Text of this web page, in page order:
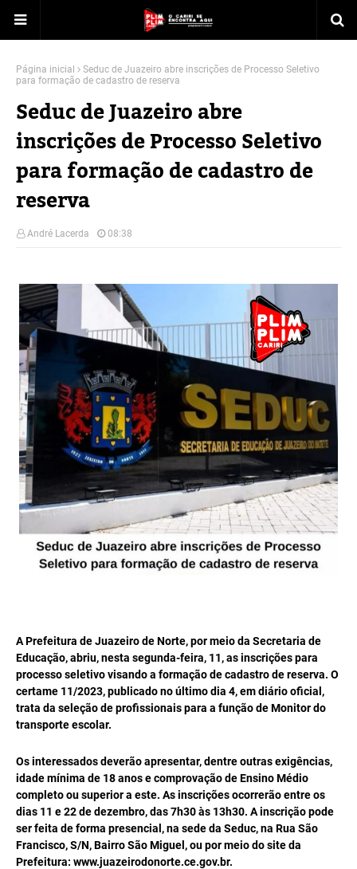
Página inicial
Seduc de Juazeiro abre inscrições de Processo Seletivo
para formação de cadastro de reserva
Seduc de Juazeiro abre
inscrições de Processo Seletivo
para formação de cadastro de
reserva
André Lacerda 08:38
A Prefeitura de Juazeiro de Norte, por meio da Secretaria de
Educação, abriu, nesta segunda-feira, 11, as inscrições para
processo seletivo visando a formação de cadastro de reserva. O
certame 11/2023, publicado no último dia 4, em diário oficial,
trata da seleção de profissionais para a função de Monitor do
transporte escolar.
Os interessados deverão apresentar, dentre outras exigências,
idade mínima de 18 anos e comprovação de Ensino Médio
completo ou superior a este. As inscrições ocorrerão entre os
dias 11 e 22 de dezembro, das 7h30 às 13h30. A inscrição pode
ser feita de forma presencial, na sede da Seduc, na Rua São
Francisco, S/N, Bairro São Miguel, ou por meio do site da
Prefeitura: www.juazeirodonorte.ce.gov.br.